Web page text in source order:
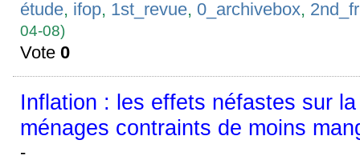
étude, ifop, 1st_revue,0_archivebox,
04-08)
Vote0
Inflation : les effets néfastes sur
ménages contraints de moins
-